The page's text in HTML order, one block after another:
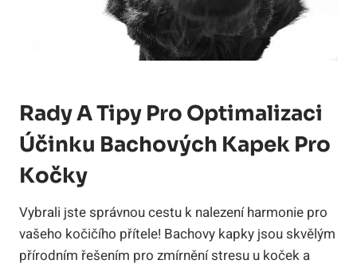
Rady A Tipy Pro Optimalizaci
Účinku Bachových Kapek Pro
Kočky
Vybrali jste správnou cestu k nalezení harmonie pro
vašeho kočičího přítele! Bachovy kapky jsou skvělým
přírodním řešením pro zmírnění stresu u koček a